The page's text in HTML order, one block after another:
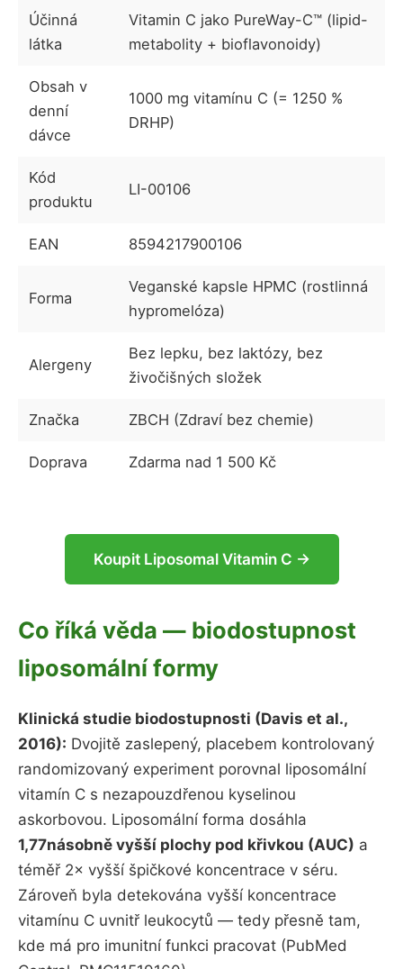
Účinná
látka
Vitamin C jako PureWay-C™ (lipid-
metabolity + bioflavonoidy)
Obsah v
denní
dávce
1000 mg vitamínu C (= 1250 %
DRHP)
Kód
produktu
LI-00106
EAN 8594217900106
Forma
Veganské kapsle HPMC (rostlinná
hypromelóza)
Alergeny
Bez lepku, bez laktózy, bez
živočišných složek
Značka ZBCH (Zdraví bez chemie)
Doprava Zdarma nad 1 500 Kč
Koupit Liposomal Vitamin C →
Co říká věda — biodostupnost
liposomální formy
Klinická studie biodostupnosti (Davis et al.,
2016): Dvojitě zaslepený, placebem kontrolovaný
randomizovaný experiment porovnal liposomální
vitamín C s nezapouzdřenou kyselinou
askorbovou. Liposomální forma dosáhla
1,77násobně vyšší plochy pod křivkou (AUC) a
téměř 2× vyšší špičkové koncentrace v séru.
Zároveň byla detekována vyšší koncentrace
vitamínu C uvnitř leukocytů — tedy přesně tam,
kde má pro imunitní funkci pracovat (PubMed